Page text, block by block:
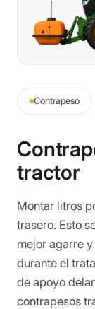
Contrapeso
tractor
Montar litros
trasero. Esto
mejor agarre
durante el
de apoyo
contrapesos